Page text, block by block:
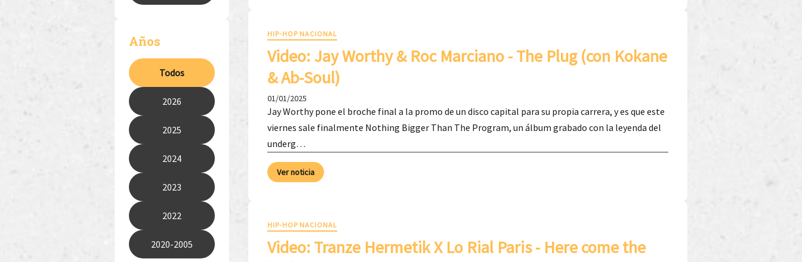
Años
Todos
2026
2025
2024
2023
2022
2020-2005
HIP-HOP NACIONAL
Video: ​Jay Worthy & Roc Marciano - The Plug (con Kokane
& Ab-Soul)
01/01/2025
Jay Worthy pone el broche final a la promo de un disco capital para su propia carrera, y es que este
viernes sale finalmente Nothing Bigger Than The Program, un álbum grabado con la leyenda del
underg…
Ver noticia
HIP-HOP NACIONAL
Video: Tranze Hermetik X Lo Rial Paris - Here come the